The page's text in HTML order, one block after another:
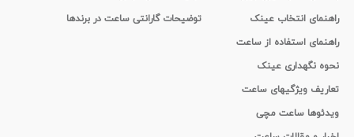
راهنمای انتخاب عینک
راهنمای استفاده از ساعت
نحوه نگهداری عینک
تعاریف ویژگیهای ساعت
ویدئوها ساعت مچی
توضیحات گارانتی ساعت در برندها